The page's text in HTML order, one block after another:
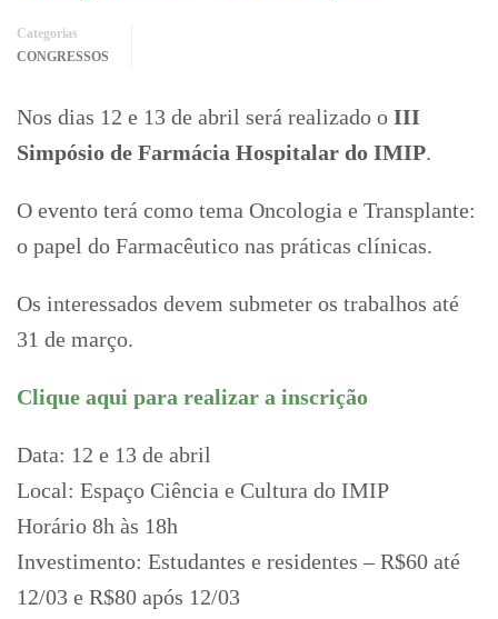
Categorias
CONGRESSOS
Nos dias 12 e 13 de abril será realizado o III
Simpósio de Farmácia Hospitalar do IMIP.
O evento terá como tema Oncologia e Transplante:
o papel do Farmacêutico nas práticas clínicas.
Os interessados devem submeter os trabalhos até
31 de março.
Clique aqui para realizar a inscrição
Data: 12 e 13 de abril
Local: Espaço Ciência e Cultura do IMIP
Horário 8h às 18h
Investimento: Estudantes e residentes – R$60 até
12/03 e R$80 após 12/03